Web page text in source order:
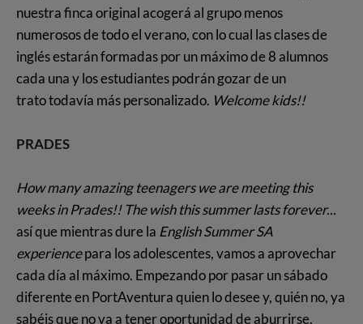
nuestra finca original acogerá al grupo menos
numerosos de todo el verano, con lo cual las clases de
inglés estarán formadas por un máximo de 8 alumnos
cada una y los estudiantes podrán gozar de un
trato todavía más personalizado. Welcome kids!!
PRADES
How many amazing teenagers we are meeting this
weeks in Prades!! The wish this summer lasts forever...
así que mientras dure la English Summer SA
experiencepara los adolescentes, vamos a aprovechar
cada día al máximo. Empezando por pasar un sábado
diferente en PortAventura quien lo desee y, quién no, ya
sabéis que no va a tener oportunidad de aburrirse,